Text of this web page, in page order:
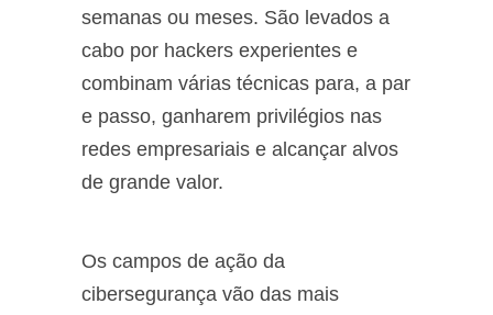
semanas ou meses. São levados a
cabo por hackers experientes e
combinam várias técnicas para, a par
e passo, ganharem privilégios nas
redes empresariais e alcançar alvos
de grande valor.
Os campos de ação da
cibersegurança vão das mais